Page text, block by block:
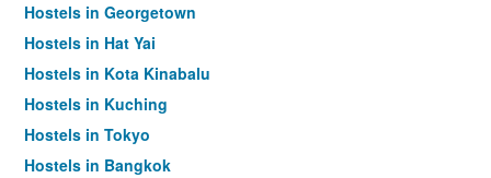
Hostels in Georgetown
Hostels in Hat Yai
Hostels in Kota Kinabalu
Hostels in Kuching
Hostels in Tokyo
Hostels in Bangkok